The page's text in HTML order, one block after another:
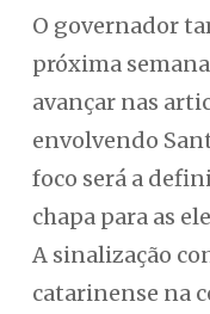
O governador
próxima
avançar nas
envolvendo
foco será a
chapa para as
A sinalização
catarinense na